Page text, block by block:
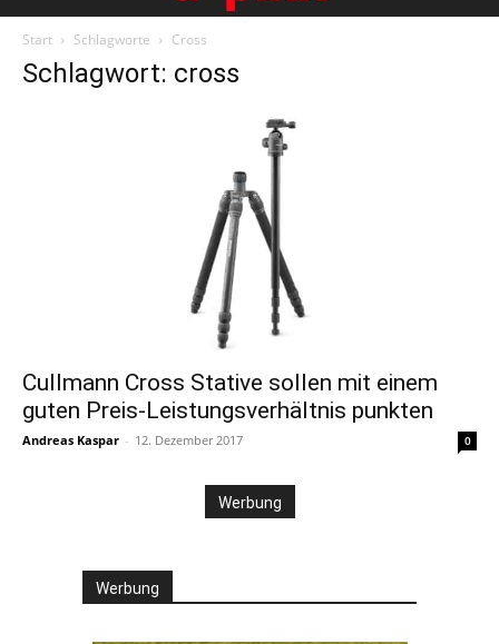
Start Schlagworte Cross
Schlagwort: cross
Cullmann Cross Stative sollen mit einem
guten Preis-Leistungsverhältnis punkten
Andreas Kaspar - 12. Dezember 2017 0
Werbung
Werbung